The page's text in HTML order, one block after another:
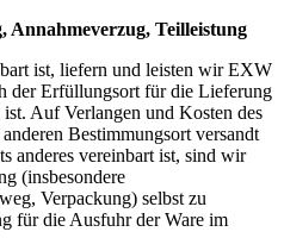
Annahmeverzug, Teilleistung
ist, liefern und leisten wir EXW
der Erfüllungsort für die Lieferung
Auf Verlangen und Kosten des
Bestimmungsort versandt
anderes vereinbart ist, sind wir
(insbesondere
Verpackung) selbst zu
für die Ausfuhr der Ware im